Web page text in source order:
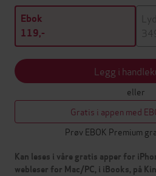
Ebok
119,-
Legg i
eller
Gratis i appen med
Prøv EBOK Premium
Kan leses i våre gratis apper for
webleser for Mac/PC, i iBooks, på